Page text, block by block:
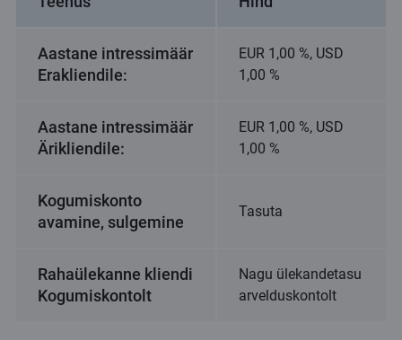
Aastane intressimäär
Erakliendile:
EUR 1,00 %, USD
1,00 %
Aastane intressimäär
Ärikliendile:
EUR 1,00 %, USD
1,00 %
Kogumiskonto
avamine, sulgemine
Tasuta
Rahaülekanne kliendi
Kogumiskontolt
Nagu ülekandetasu
arvelduskontolt